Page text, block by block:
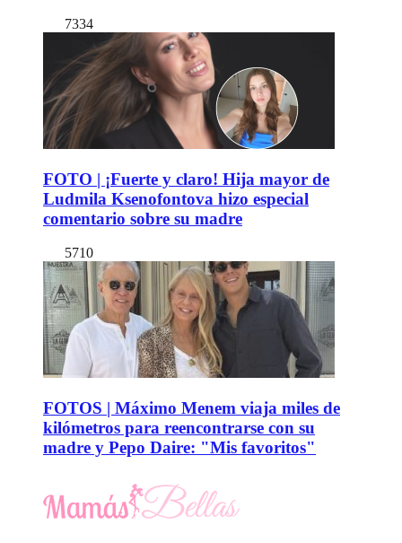
7334
FOTO | ¡Fuerte y claro! Hija mayor de
Ludmila Ksenofontova hizo especial
comentario sobre su madre
5710
FOTOS | Máximo Menem viaja miles de
kilómetros para reencontrarse con su
madre y Pepo Daire: "Mis favoritos"